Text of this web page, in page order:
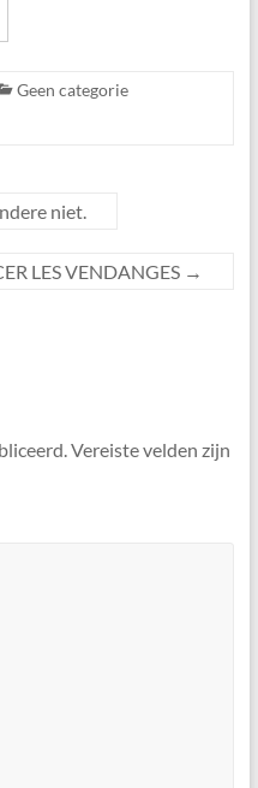
Geen categorie
niet.
LES VENDANGES →
Vereiste velden zijn